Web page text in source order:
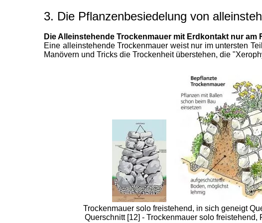
3. Die Pflanzenbesiedelung von
Die Alleinstehende Trockenmauer mit Erdkontakt nur am
Eine alleinstehende Trockenmauer weist nur im untersten
Manövern und Tricks die Trockenheit überstehen, die
Trockenmauer solo freistehend, in sich geneigt
Querschnitt [12] - Trockenmauer solo